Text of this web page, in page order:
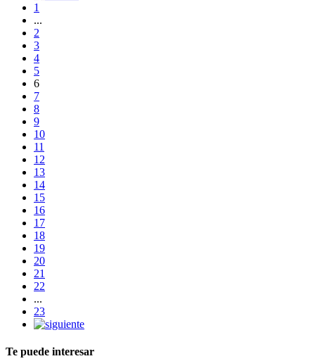
1
...
2
3
4
5
6
7
8
9
10
11
12
13
14
15
16
17
18
19
20
21
22
...
23
Te puede interesar